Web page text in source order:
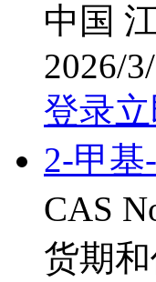
中国
2026/
登录
2-甲基
CAS
货期